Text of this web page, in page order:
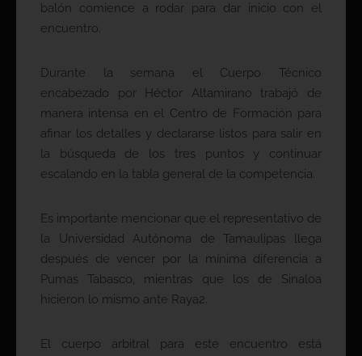
balón comience a rodar para dar inicio con el
encuentro.
Durante la semana el Cuerpo Técnico
encabezado por Héctor Altamirano trabajó de
manera intensa en el Centro de Formación para
afinar los detalles y declararse listos para salir en
la búsqueda de los tres puntos y continuar
escalando en la tabla general de la competencia.
Es importante mencionar que el representativo de
la Universidad Autónoma de Tamaulipas llega
después de vencer por la mínima diferencia a
Pumas Tabasco, mientras que los de Sinaloa
hicieron lo mismo ante Raya2.
El cuerpo arbitral para este encuentro está